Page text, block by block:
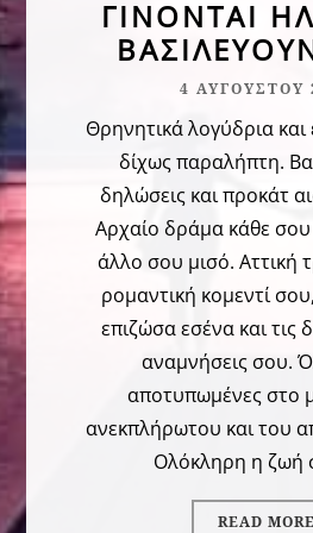
Δεκέμβριος
Οκτώβριος
Σεπτέμβριος
Αύγουστος
Ιούλιος 2019
Ιούνιος 2019
Μάιος 2019
Απρίλιος 2019
Μάρτιος
Φεβρουάριος
Ιανουάριος
ΓΊΝΟΝΤΑΙ
4 ΑΥΓΟΎΣΤΟΥ
Θρηνητικά λογύδρια
δίχως παραλήπτη.
δηλώσεις και προκάτ
Αρχαίο δράμα κάθε
άλλο σου μισό. Αττική
ρομαντική κομεντί
επιζώσα εσένα και τις
αναμνήσεις σου.
αποτυπωμένες στο
ανεκπλήρωτου και του
Ολόκληρη η ζωή
READ MORE